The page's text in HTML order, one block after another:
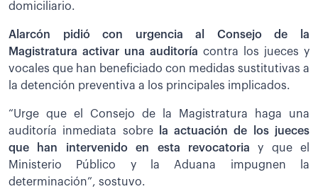
domiciliario.
Alarcón pidió con urgencia al Consejo de la
Magistratura activar una auditoría contra los jueces y
vocales que han beneficiado con medidas sustitutivas a
la detención preventiva a los principales implicados.
“Urge que el Consejo de la Magistratura haga una
auditoría inmediata sobre
la actuación de los jueces
que han intervenido en esta revocatoria y que el
Ministerio Público y la Aduana impugnen la
determinación”, sostuvo.